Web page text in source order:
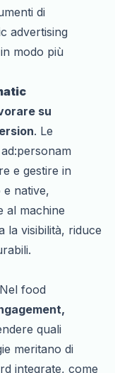
di
advertising
modo più
su
. Le
e gestire in
e native,
al machine
la visibilità, riduce
food
quali
meritano di
integrate, come